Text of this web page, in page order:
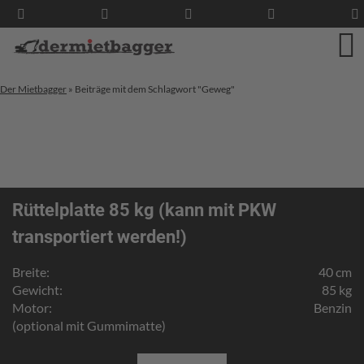
Der Mietbagger » Beiträge mit dem Schlagwort "Geweg"
Rüttelplatte 85 kg (kann mit PKW
transportiert werden!)
Breite:
40 cm
Gewicht:
85 kg
Motor:
Benzin
(optional mit Gummimatte)